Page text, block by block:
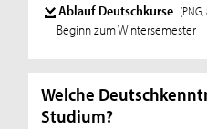
Ablauf Deutschkurse
Beginn zum Wintersemester
Welche
Studium?